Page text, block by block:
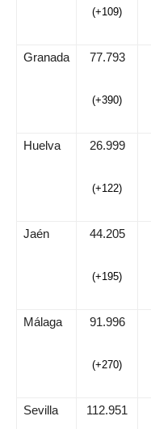
(+109)
Granada 77.793
(+390)
Huelva 26.999
(+122)
Jaén 44.205
(+195)
Málaga 91.996
(+270)
Sevilla 112.951